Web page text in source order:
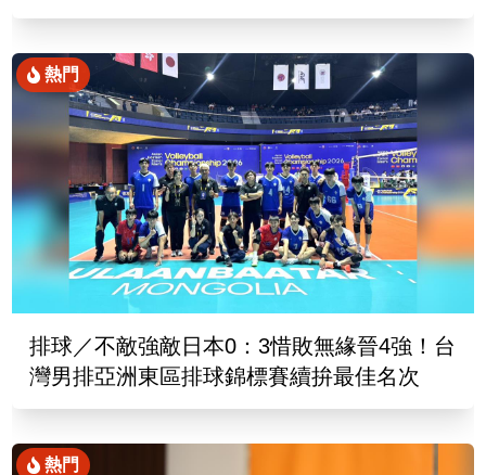
熱門
排球／不敵強敵日本0：3惜敗無緣晉4強！台
灣男排亞洲東區排球錦標賽續拚最佳名次
熱門